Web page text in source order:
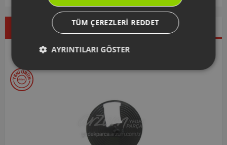
İndirimdekiler Yeni Ürünler
Seçtiklerimiz
TÜM ÇEREZLERI REDDET
AYRINTILARI GÖSTER